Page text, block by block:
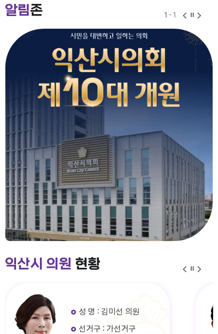
2026-07-24
2026-06-30
익산시의회 기간제근로자(비서, 행정보조) 채용 공고
알림존 1 - 1
익산시 의원 현황
성 명 : 김미선 의원
선거구 : 가선거구